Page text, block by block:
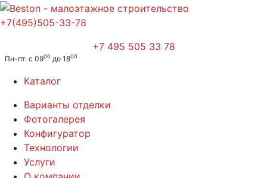
+7(495)505-33-78
+7 495 505 33 78
Пн-пт: с 0900 до 1800
Каталог
Варианты отделки
Фотогалерея
Конфигуратор
Технологии
Услуги